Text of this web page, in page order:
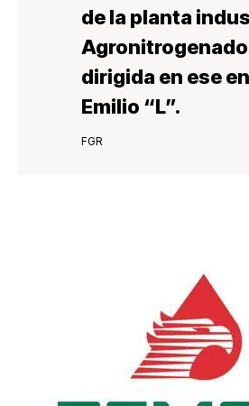
de la planta
dirigida en ese
Emilio “L”.
FGR